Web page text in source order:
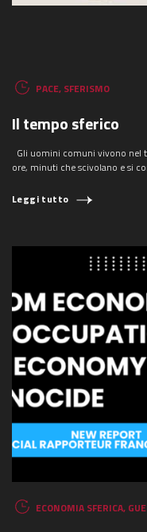
PACE, SFERISMO
Il tempo sferico
Gli uomini comuni vivono nel
ore, minuti che scivolano e si
Leggi tutto
ECONOMIA SFERICA,